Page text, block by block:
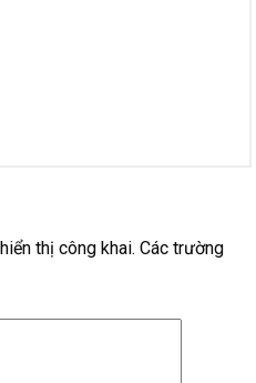
thị công khai. Các trường